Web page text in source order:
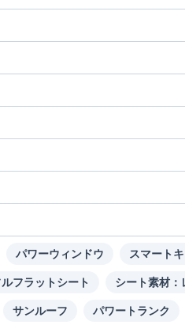
パワーウィンドウ スマート
ルフラットシート シート素材：
サンルーフ パワートランク